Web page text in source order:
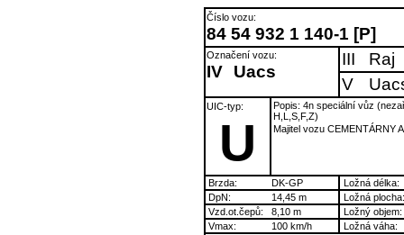
Číslo vozu:
84 54 932 1 140-1 [P]
Označení vozu:
IV Uacs
III
Raj
V
UIC-typ:
U
Popis: 4n speciální vůz
H,L,S,F,Z)
Majitel vozu CEMENTÁRNY
Brzda: DK-GP
Ložná délka:
DpN:
14,45 m
Ložná plocha:
Vzd.ot.čepů:
8,10 m
Ložný objem:
Vmax:
100 km/h
Ložná váha: